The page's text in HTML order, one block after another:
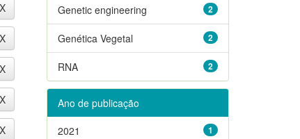
2
Genetic engineering
2
Genética Vegetal
2
RNA
Ano de publicação
1
2021